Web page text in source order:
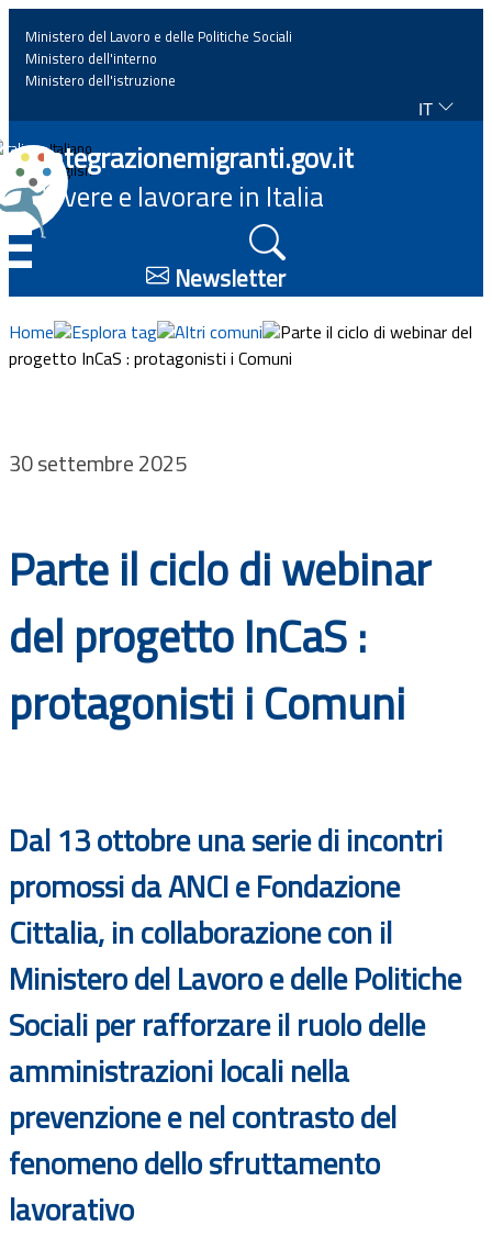
Home
News
Approfondimenti
Eventi
Progetti
Bandi
Guide
Ministero del Lavoro e delle Politiche Sociali
Ministero dell'interno
Ministero dell'istruzione
IT
Italiano
English
Integrazionemigranti.gov.it
Vivere e lavorare in Italia
Newsletter
Home Esplora tag Altri comuni
Parte il ciclo di webinar del
progetto InCaS : protagonisti i Comuni
30 settembre 2025
Parte il ciclo di webinar
del progetto InCaS :
protagonisti i Comuni
Dal 13 ottobre una serie di incontri
promossi da ANCI e Fondazione
Cittalia, in collaborazione con il
Ministero del Lavoro e delle Politiche
Sociali per rafforzare il ruolo delle
amministrazioni locali nella
prevenzione e nel contrasto del
fenomeno dello sfruttamento
lavorativo